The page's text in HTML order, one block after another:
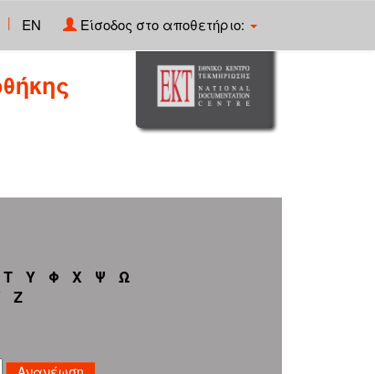
| EN Είσοδος στο αποθετήριο:
Τ Υ Φ Χ Ψ
Ω
Z